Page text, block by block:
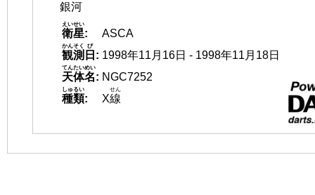
銀河
衛星
えいせい
:
ASCA
観測
かんそく
日
び
: 1998年11月16日 - 1998年11月18日
天体名
てんたいめい
: NGC7252
種類
しゅるい
: X線
せん